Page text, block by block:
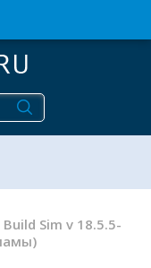
Sim v 18.5.5-